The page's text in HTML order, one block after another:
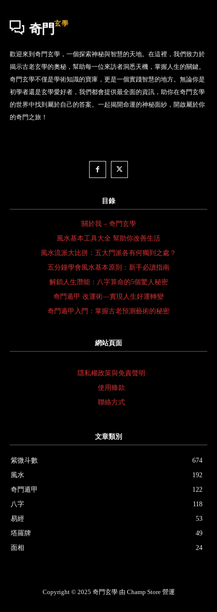
奇門 玄學
歡迎來到奇門玄學，一個探索神秘與智慧的天地。在這裡，我們致力於
揭示古老玄學的奧秘，幫助每一位來訪者洞悉天機，掌握人生的關鍵。
奇門玄學不僅是學術知識的寶庫，更是一個實踐智慧的地方。無論你是
初學者還是玄學愛好者，我們都會提供最全面的資訊，助你在奇門玄學
的世界中找到屬於自己的答案。一起揭開命運的神秘面紗，開啟屬於你
的奇門之旅！
目錄
關於我 – 奇門玄學
風水基本工具大全 幫助你改善生活
風水流派大比拼：五大門派各有何獨到之處？
五分鐘學會風水基本原則：新手必讀指南
解鎖人生潛能：八字算命的5個驚人秘密
奇門遁甲 改運術—實現人生好運轉變
奇門遁甲入門：掌握古老預測藝術的秘密
網站頁面
隱私權政策與免責聲明
使用條款
聯絡方式
文章類別
紫微斗數
674
風水
192
奇門遁甲
122
八字
118
易經
53
塔羅牌
49
面相
24
Copyright © 2025 奇門玄學 由 Champ Store 營運